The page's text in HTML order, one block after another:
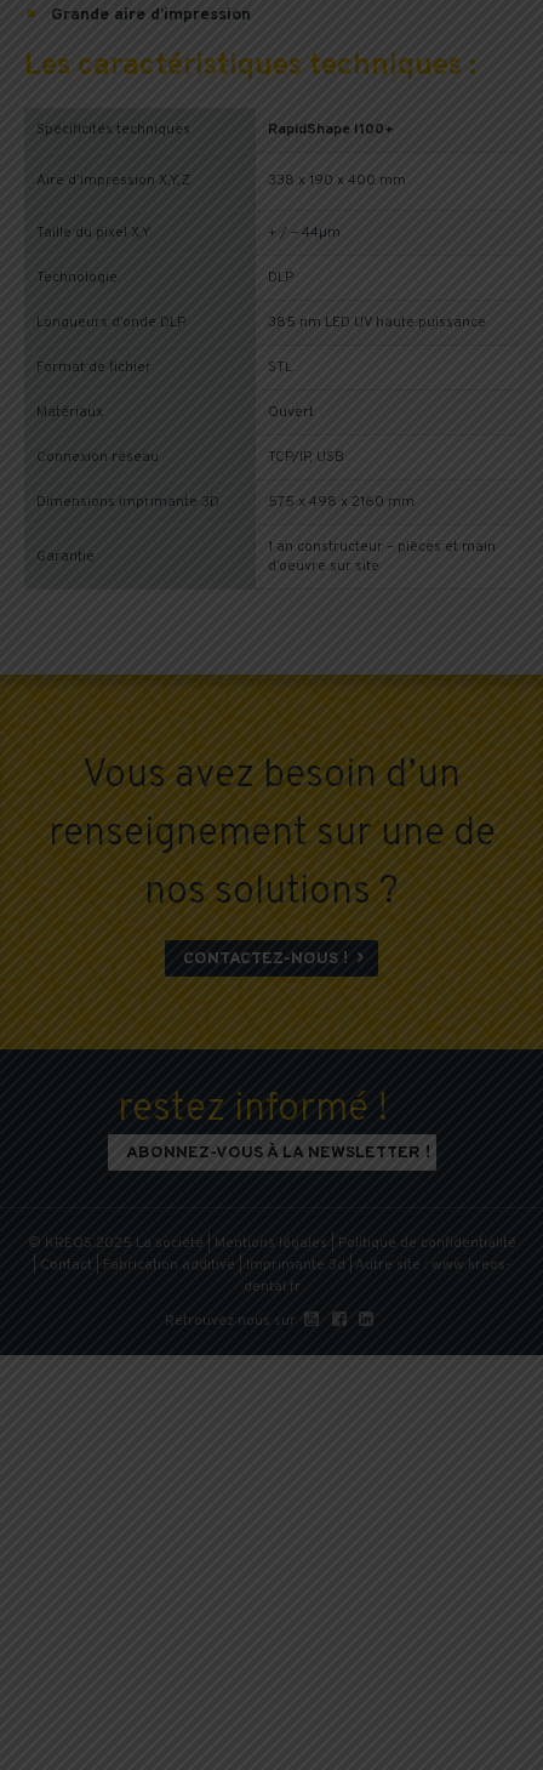
Grande aire d’impression
Les caractéristiques techniques :
Spécificités techniques RapidShape I100+
Aire d’impression X,Y,Z 338 x 190 x 400 mm
Taille du pixel X,Y + / – 44µm
Technologie DLP
Longueurs d’onde DLP 385 nm LED UV haute puissance
Format de fichier STL
Matériaux Ouvert
Connexion réseau TCP/IP, USB
Dimensions imprimante 3D 575 x 498 x 2160 mm
Garantie
1 an constructeur – pièces et main
d’oeuvre sur site
Vous avez besoin d’un
renseignement sur une de
nos solutions ?
CONTACTEZ-NOUS ! 
restez informé !
ABONNEZ-VOUS À LA NEWSLETTER !
© KREOS 2025 La société Mentions légales
Politique de confidentialité
Contact Fabrication additive Imprimante 3d | Autre site :
www.kreos-
dental.fr
Retrouvez nous sur
  